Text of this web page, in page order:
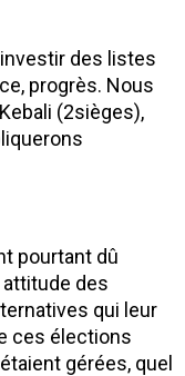
investir des listes
progrès. Nous
(2sièges),
pourtant dû
des
qui leur
ces élections
gérées, quel